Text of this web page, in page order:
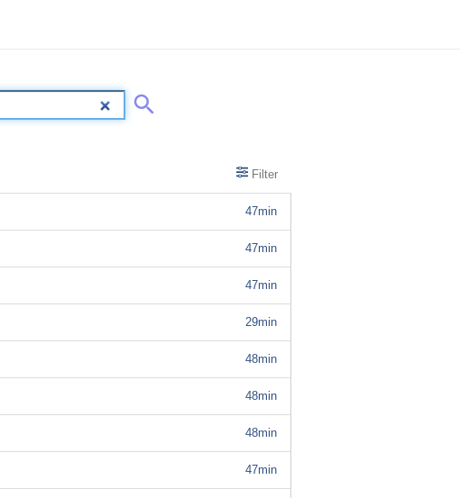
Filter
47min
47min
47min
29min
48min
48min
48min
47min